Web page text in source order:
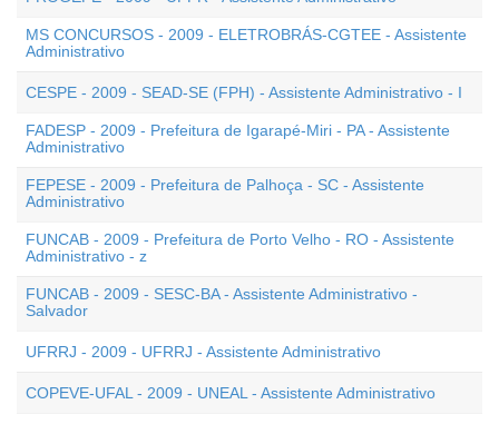
MS CONCURSOS - 2009 - ELETROBRÁS-CGTEE - Assistente
Administrativo
CESPE - 2009 - SEAD-SE (FPH) - Assistente Administrativo - I
FADESP - 2009 - Prefeitura de Igarapé-Miri - PA - Assistente
Administrativo
FEPESE - 2009 - Prefeitura de Palhoça - SC - Assistente
Administrativo
FUNCAB - 2009 - Prefeitura de Porto Velho - RO - Assistente
Administrativo - z
FUNCAB - 2009 - SESC-BA - Assistente Administrativo -
Salvador
UFRRJ - 2009 - UFRRJ - Assistente Administrativo
COPEVE-UFAL - 2009 - UNEAL - Assistente Administrativo